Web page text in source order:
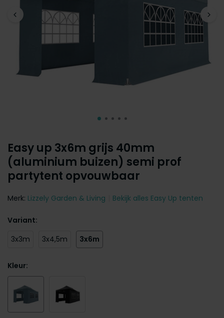
Easy up 3x6m grijs 40mm
(aluminium buizen) semi prof
partytent opvouwbaar
Merk: Lizzely Garden & Living Bekijk alles Easy Up tenten
Variant:
3x3m
3x4,5m 3x6m
Kleur: